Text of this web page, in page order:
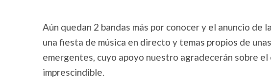
Aún quedan 2 bandas más por conocer y el anuncio de
una fiesta de música en directo y temas propios de
emergentes, cuyo apoyo nuestro agradecerán sobre
imprescindible.